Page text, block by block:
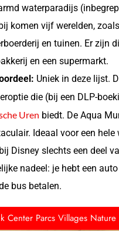
waterparadijs
komen vijf werelden,
en tuinen. Er zijn
en een supermarkt.
Uniek in deze lijst.
die (bij een DLP-
Uren biedt. De Aqua
Ideaal voor een hele
Disney slechts een deel
nadeel: je hebt een
bus betalen.
Center Parcs Villages Nature